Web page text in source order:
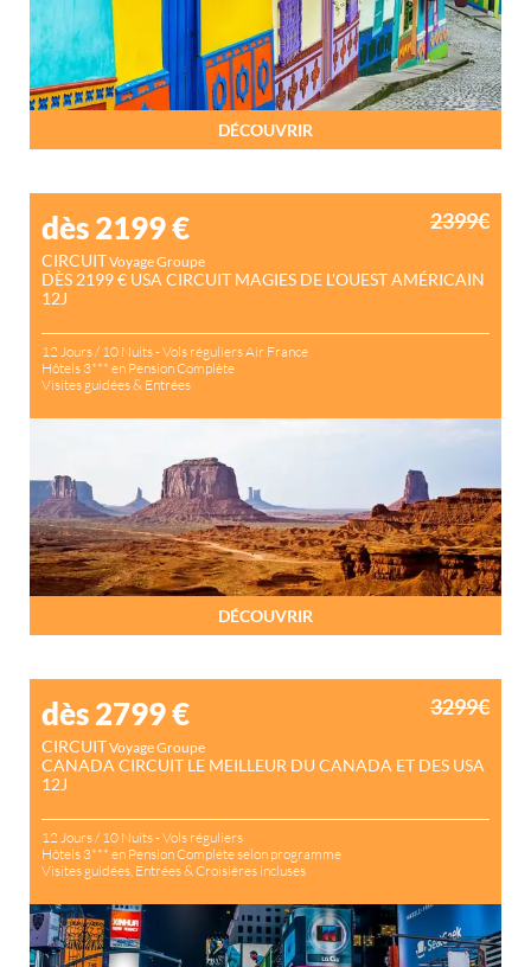
DÉCOUVRIR
dès 2199€
CIRCUITVoyage Groupe
DÈS 2199 € USA CIRCUIT MAGIES DE L'OUEST AMÉRICAIN
12J
12 Jours / 10 Nuits - Vols réguliers Air France
Hôtels 3*** en Pension Complète
Visites guidées & Entrées
DÉCOUVRIR
2399€
dès 2799€
CIRCUITVoyage Groupe
CANADA CIRCUIT LE MEILLEUR DU CANADA ET DES USA
12J
12 Jours / 10 Nuits - Vols réguliers
Hôtels 3*** en Pension Complète selon programme
Visites guidées, Entrées & Croisières incluses
3299€